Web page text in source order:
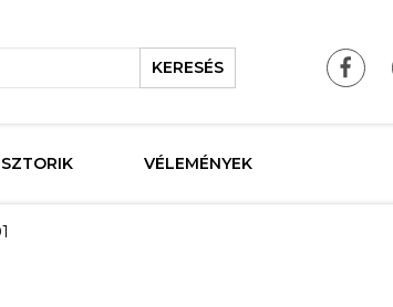
KERESÉS
SZTORIK VÉLEMÉNYEK